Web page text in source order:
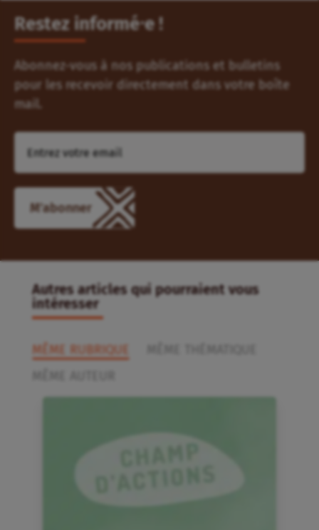
Restez informé⸱e !
Abonnez-vous à nos publications et bulletins
pour les recevoir directement dans votre boîte
mail.
Autres articles qui pourraient vous
intéresser
MÊME RUBRIQUE